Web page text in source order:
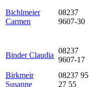
Bichlmeier
Carmen
08237
9607-30
Binder Claudia
08237
9607-17
Birkmeir
Susanne
08237 95
27 55